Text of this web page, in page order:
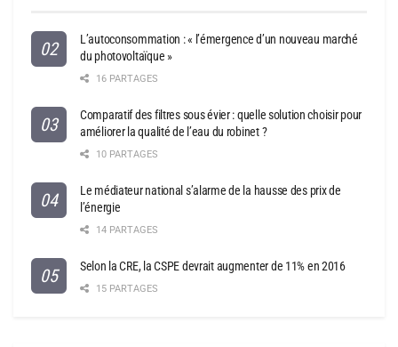
L’autoconsommation : « l’émergence d’un nouveau marché
du photovoltaïque »
16 PARTAGES
Comparatif des filtres sous évier : quelle solution choisir pour
améliorer la qualité de l’eau du robinet ?
10 PARTAGES
Le médiateur national s’alarme de la hausse des prix de
l’énergie
14 PARTAGES
Selon la CRE, la CSPE devrait augmenter de 11% en 2016
15 PARTAGES